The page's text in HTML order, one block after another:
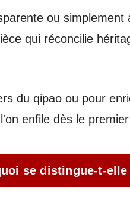
ou
qui réconcilie
du qipao ou pour
enfile dès le
se distingue-t-